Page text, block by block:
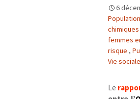
6
chimiques
femmes
risque ,
Vie sociale
Le